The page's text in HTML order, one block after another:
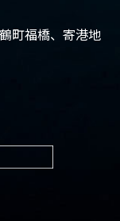
町福橋、寄港地